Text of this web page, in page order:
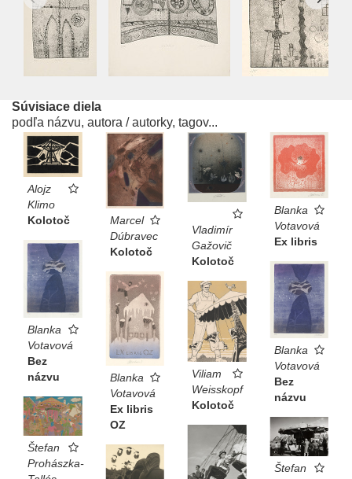
Súvisiace diela
podľa názvu, autora / autorky, tagov...
Alojz
Klimo
Kolotoč
Marcel
Dúbravec
Kolotoč
Vladimír
Gažovič
Kolotoč
Blanka
Votavová
Ex libris
Blanka
Votavová
Bez
názvu
Blanka
Votavová
Bez
názvu
Blanka
Votavová
Ex libris
OZ
Viliam
Weisskopf
Kolotoč
Štefan
Prohászka-
Štefan